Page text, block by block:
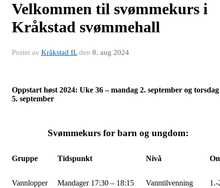
Velkommen til svømmekurs i
Kråkstad svømmehall
Postet av Kråkstad ILden 8. aug 2024
Oppstart høst 2024: Uke 36 – mandag 2. september og torsdag
5. september
Svømmekurs for barn og ungdom:
Gruppe Tidspunkt Nivå
Vannlopper Mandager 17:30 – 18:15 Vanntilvenning 1.-